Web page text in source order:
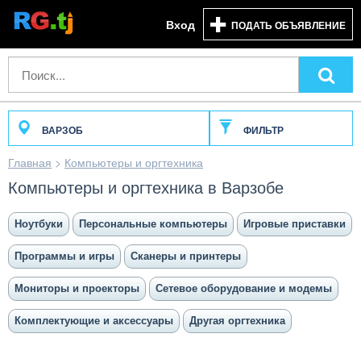
Вход ПОДАТЬ ОБЪЯВЛЕНИЕ
ВАРЗОБ ФИЛЬТР
Главная > Компьютеры и оргтехника
Компьютеры и оргтехника в Варзобе
Ноутбуки Персональные компьютеры Игровые приставки
Программы и игры Сканеры и принтеры
Мониторы и проекторы Сетевое оборудование и модемы
Комплектующие и аксессуары Другая оргтехника